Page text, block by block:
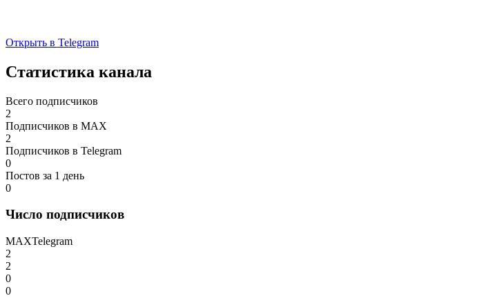
Открыть в Telegram
Статистика канала
Всего подписчиков
2
Подписчиков в MAX
2
Подписчиков в Telegram
0
Постов за 1 день
0
Число подписчиков
MAXTelegram
2
2
0
0